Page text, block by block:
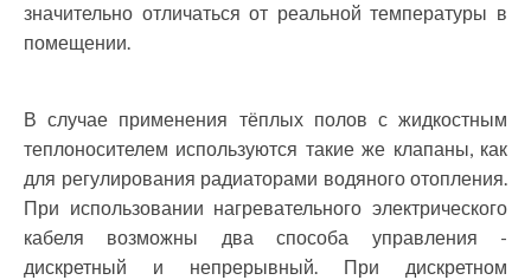
значительно отличаться от реальной температуры в
помещении.
В случае применения тёплых полов с жидкостным
теплоносителем используются такие же клапаны, как
для регулирования радиаторами водяного отопления.
При использовании нагревательного электрического
кабеля возможны два способа управления -
дискретный и непрерывный. При дискретном